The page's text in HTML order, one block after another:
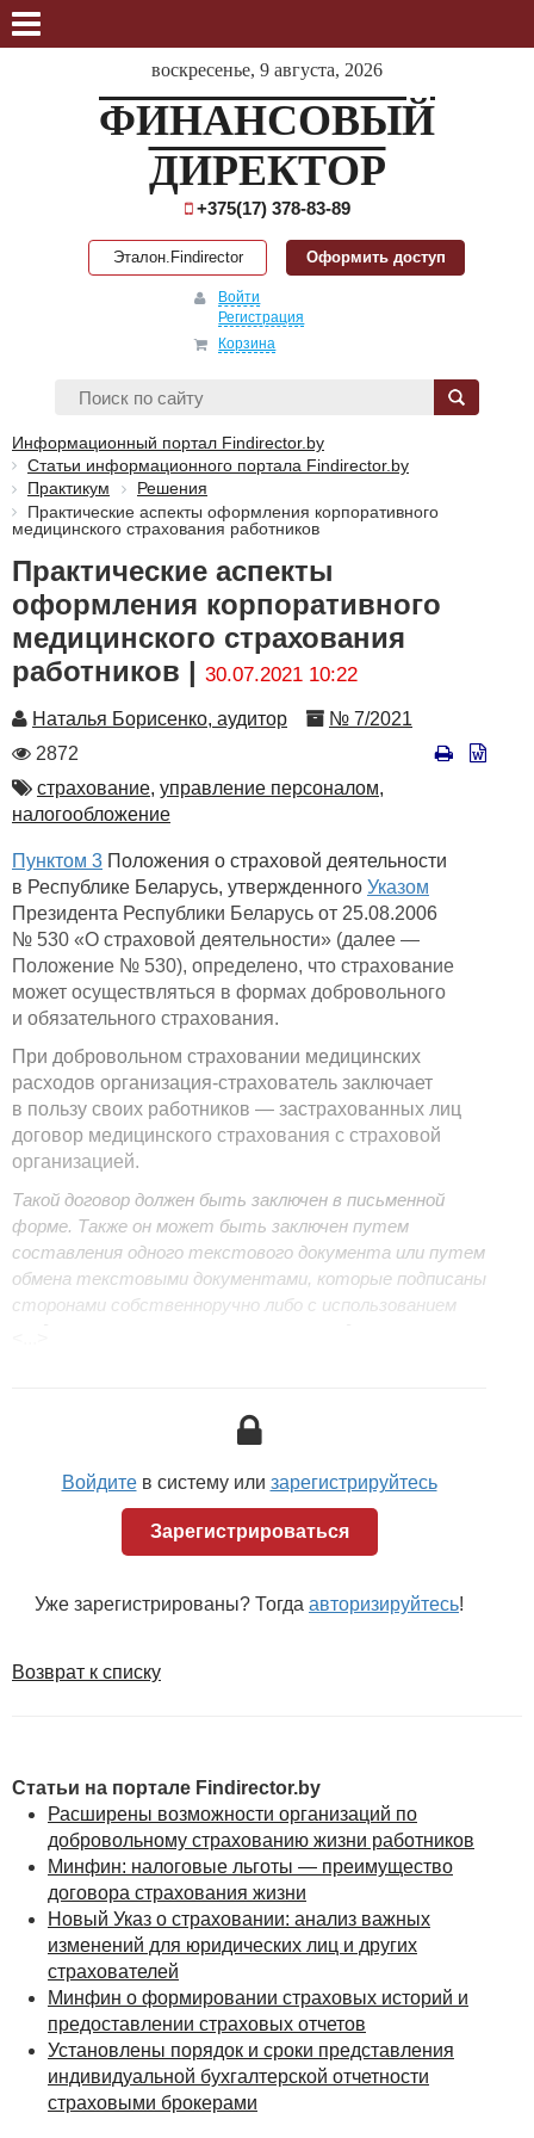
воскресенье, 9 августа, 2026
ФИНАНСОВЫЙ
ДИРЕКТОР
+375(17) 378-83-89
Эталон.Findirector Оформить доступ
Войти
Регистрация
Корзина
Информационный портал Findirector.by
Статьи информационного портала Findirector.by
Практикум
Решения
Практические аспекты оформления корпоративного
медицинского страхования работников
Практические аспекты
оформления корпоративного
медицинского страхования
работников | 30.07.2021 10:22
Автор
Наталья Борисенко, аудитор Номер
№ 7/2021
Количество
2872
Автор
страхование, управление персоналом,
налогообложение
Пунктом 3 Положения о страховой деятельности
в Республике Беларусь, утвержденного Указом
Президента Республики Беларусь от 25.08.2006
№ 530 «О страховой деятельности» (далее —
Положение № 530), определено, что страхование
может осуществляться в формах добровольного
и обязательного страхования.
При добровольном страховании медицинских
расходов организация-страхователь заключает
в пользу своих работников — застрахованных лиц
договор медицинского страхования с страховой
организацией.
Такой договор должен быть заключен в письменной
форме. Также он может быть заключен путем
составления одного текстового документа или путем
обмена текстовыми документами, которые подписаны
сторонами собственноручно либо с использованием
соответствующий текстовый документ подписан
воспроизведение собственноручной подписи с помощью
средств механического или другого копирования,
электронная цифровая подпись или другой аналог
идентификацию стороны по договору)
и не противоречит законодательству и соглашению
Договоры добровольного страхования могут
№ 530, в электронном виде через официальный сайт
в глобальной компьютерной сети Интернет:
страховщика;
организации, заключающей договор
страхования от имени страховщика и имеющей
право в соответствии с законодательством
проводить идентификацию обратившихся к ней
страхователей (застрахованных лиц,
выгодоприобретателей), их представителей без
личного присутствия указанных лиц.
При этом договоры добровольного страхования
Войдитев систему или зарегистрируйтесь
Зарегистрироваться
Уже зарегистрированы? Тогда авторизируйтесь!
Возврат к списку
Статьи на портале Findirector.by
Расширены возможности организаций по
добровольному страхованию жизни работников
Минфин: налоговые льготы — преимущество
договора страхования жизни
Новый Указ о страховании: анализ важных
изменений для юридических лиц и других
страхователей
Минфин о формировании страховых историй и
предоставлении страховых отчетов
Установлены порядок и сроки представления
индивидуальной бухгалтерской отчетности
страховыми брокерами